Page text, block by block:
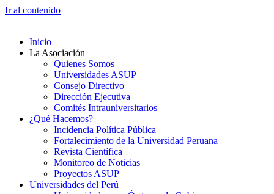
Ir al contenido
Inicio
La Asociación
Quienes Somos
Universidades ASUP
Consejo Directivo
Dirección Ejecutiva
Comités Intrauniversitarios
¿Qué Hacemos?
Incidencia Política Pública
Fortalecimiento de la Universidad Peruana
Revista Científica
Monitoreo de Noticias
Proyectos ASUP
Universidades del Perú